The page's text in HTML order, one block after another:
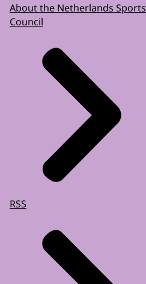
About the Netherlands Sports
Council
RSS